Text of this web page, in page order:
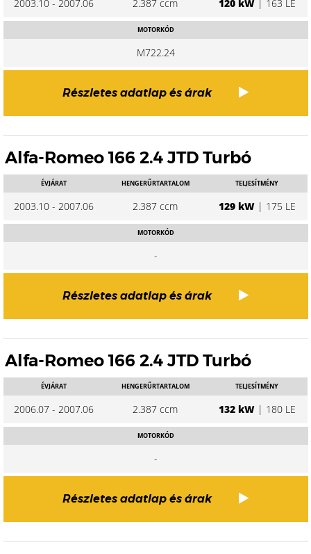
2003.10 - 2007.06 2.387 ccm 120 kW| 163 LE
MOTORKÓD
M722.24
Részletes adatlap és árak
Alfa-Romeo 166 2.4 JTD Turbó
ÉVJÁRAT
2003.10 - 2007.06
HENGERŰRTARTALOM
2.387 ccm
TELJESÍTMÉNY
129 kW| 175 LE
MOTORKÓD
-
Részletes adatlap és árak
Alfa-Romeo 166 2.4 JTD Turbó
ÉVJÁRAT
2006.07 - 2007.06
HENGERŰRTARTALOM
2.387 ccm
TELJESÍTMÉNY
132 kW| 180 LE
MOTORKÓD
-
Részletes adatlap és árak